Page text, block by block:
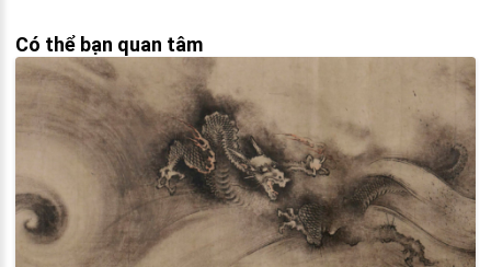
Có thể bạn quan tâm